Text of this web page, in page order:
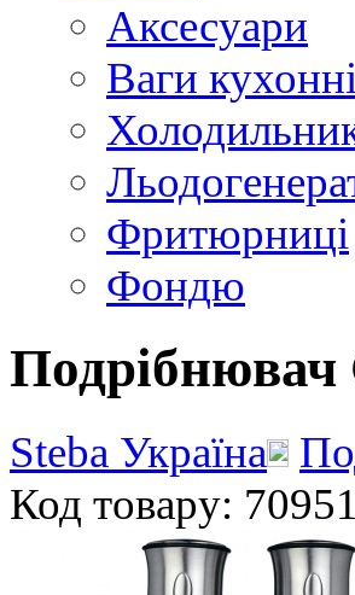
Аксесуари
Ваги кухонні
Фритюрниці
Фондю
Steba Україна
Код товару: